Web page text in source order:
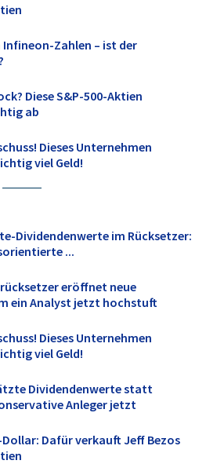
Infineon-Zahlen – ist der
Diese S&P-500-Aktien
ab
Dieses Unternehmen
viel Geld!
Dividendenwerte im Rücksetzer:
...
eröffnet neue
ein Analyst jetzt hochstuft
Dieses Unternehmen
viel Geld!
Dividendenwerte statt
Anleger jetzt
Dollar: Dafür verkauft Jeff Bezos